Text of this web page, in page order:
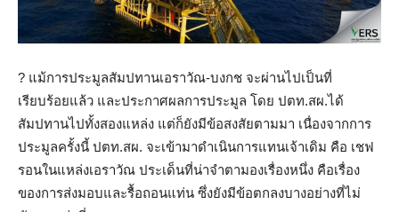
?️ แม้การประมูลสัมปทานเอราวัณ-บงกช จะผ่านไปเป็นที่
เรียบร้อยแล้ว และประกาศผลการประมูล โดย ปตท.สผ.ได้
สัมปทานไปทั้งสองแหล่ง แต่ก็ยังมีข้อสงสัยตามมา เนื่องจากการ
ประมูลครั้งนี้ ปตท.สผ. จะเข้ามาดำเนินการแทนเจ้าเดิม คือ เชฟ
รอนในแหล่งเอราวัณ ประเด็นที่น่าจำตามองเรื่องหนึ่ง คือเรื่อง
ของการส่งมอบและรื้อถอนแท่น ซึ่งยังมีข้อตกลงบางอย่างที่ไม่